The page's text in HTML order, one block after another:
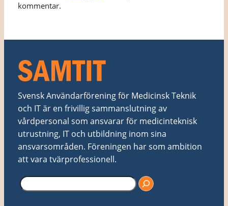
kommentar.
Svensk Användarförening för Medicinsk Teknik
och IT är en frivillig sammanslutning av
vårdpersonal som ansvarar för medicinteknisk
utrustning, IT och utbildning inom sina
ansvarsområden. Föreningen har som ambition
att vara tvärprofessionell.
ö
k